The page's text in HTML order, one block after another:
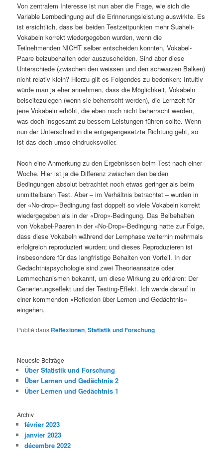
Von zentralem Interesse ist nun aber die Frage, wie sich die
Variable Lernbedingung auf die Erinnerungsleistung auswirkte. Es
ist ersichtlich, dass bei beiden Testzeitpunkten mehr Suaheli-
Vokabeln korrekt wiedergegeben wurden, wenn die
Teilnehmenden NICHT selber entscheiden konnten, Vokabel-
Paare beizubehalten oder auszuscheiden. Sind aber diese
Unterschiede (zwischen den weissen und den schwarzen Balken)
nicht relativ klein? Hierzu gilt es Folgendes zu bedenken: Intuitiv
würde man ja eher annehmen, dass die Möglichkeit, Vokabeln
beiseitezulegen (wenn sie beherrscht werden), die Lernzeit für
jene Vokabeln erhöht, die eben noch nicht beherrscht werden,
was doch insgesamt zu bessern Leistungen führen sollte. Wenn
nun der Unterschied in die entgegengesetzte Richtung geht, so
ist das doch umso eindrucksvoller.
Noch eine Anmerkung zu den Ergebnissen beim Test nach einer
Woche. Hier ist ja die Differenz zwischen den beiden
Bedingungen absolut betrachtet noch etwas geringer als beim
unmittelbaren Test. Aber – im Verhältnis betrachtet – wurden in
der «No-drop»-Bedingung fast doppelt so viele Vokabeln korrekt
wiedergegeben als in der «Drop»-Bedingung. Das Beibehalten
von Vokabel-Paaren in der «No-Drop»-Bedingung hatte zur Folge,
dass diese Vokabeln während der Lernphase weiterhin mehrmals
erfolgreich reproduziert wurden; und dieses Reproduzieren ist
insbesondere für das langfristige Behalten von Vorteil. In der
Gedächtnispsychologie sind zwei Theorieansätze oder
Lernmechanismen bekannt, um diese Wirkung zu erklären: Der
Generierungseffekt und der Testing-Effekt. Ich werde darauf in
einer kommenden «Reflexion über Lernen und Gedächtnis»
eingehen.
Publié dans Reflexionen,Statistik und Forschung
Neueste Beiträge
Über Statistik und Forschung
Über Lernen und Gedächtnis 2
Über Lernen und Gedächtnis 1
Archiv
février 2023
janvier 2023
décembre 2022